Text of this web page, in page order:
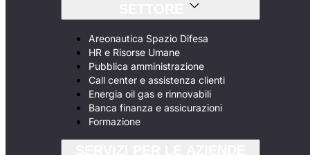
Areonautica Spazio Difesa
HR e Risorse Umane
Pubblica amministrazione
Call center e assistenza clienti
Energia oil gas e rinnovabili
Banca finanza e assicurazioni
Formazione